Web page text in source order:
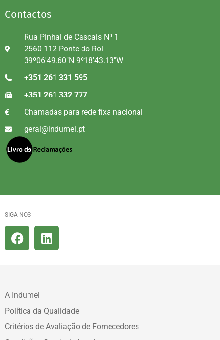
Contactos
Rua Pinhal de Cascais Nº 1
2560-112 Ponte do Rol
39º06'49.60"N 9º18'43.13"W
+351 261 331 595
+351 261 332 777
Chamadas para rede fixa nacional
geral@indumel.pt
SIGA-NOS
A Indumel
Política da Qualidade
Critérios de Avaliação de Fornecedores